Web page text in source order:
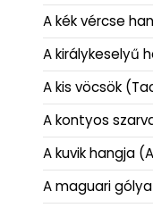
A kék vércse
A királykeselyű
A kis vöcsök
A kontyos
A kuvik hangja
A maguari